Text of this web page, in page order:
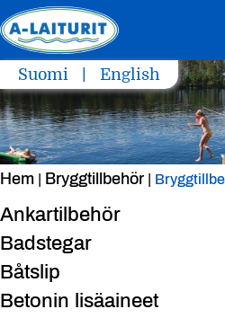
Skip
to
content
Suomi English
Hem Bryggtillbehör
Ankartilbehör
Badstegar
Båtslip
Betonin lisäaineet